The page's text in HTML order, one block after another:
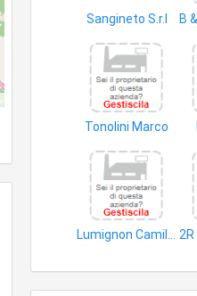
Sangineto S.r.l
Tonolini Marco